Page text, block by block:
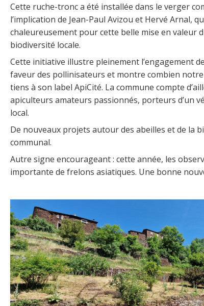
Cette ruche-tronc a été installée dans le verger
l’implication de Jean-Paul Avizou et Hervé Arnal,
chaleureusement pour cette belle mise en valeur
biodiversité locale.
Cette initiative illustre pleinement l’engagement
faveur des pollinisateurs et montre combien
tiens à son label ApiCité. La commune compte
apiculteurs amateurs passionnés, porteurs d’un
local.
De nouveaux projets autour des abeilles et de la
communal.
Autre signe encourageant : cette année, les
importante de frelons asiatiques. Une bonne